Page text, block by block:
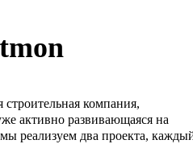
компания,
активно развивающаяся на
реализуем два проекта,